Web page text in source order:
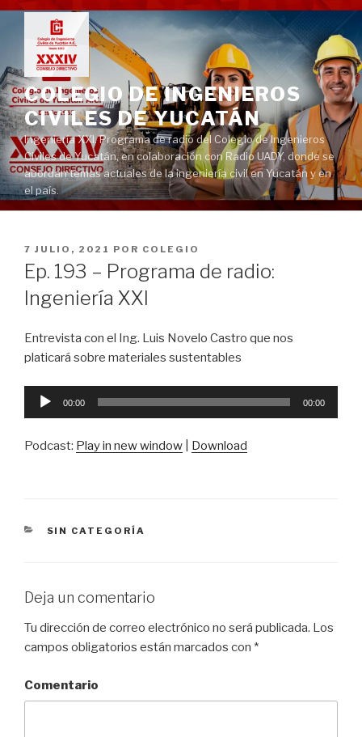
Ir
contenido
COLEGIO DE INGENIEROS
CIVILES DE YUCATÁN
Ingeniería XXI. Programa de radio del Colegio de Ingenieros
Civiles de Yucatán, en colaboración con Radio UADY, donde se
abordan temas actuales de la ingeniería civil en Yucatán y en
el país.
PUBLICADO
EN
7 JULIO, 2021 POR COLEGIO
Ep. 193 – Programa de radio:
Ingeniería XXI
Entrevista con el Ing. Luis Novelo Castro que nos
platicará sobre materiales sustentables
Reproductor
00:00 00:00
Podcast: Play in new window Download
CATEGORÍAS
SIN CATEGORÍA
Deja un comentario
Tu dirección de correo electrónico no será publicada. Los
campos obligatorios están marcados con *
Comentario